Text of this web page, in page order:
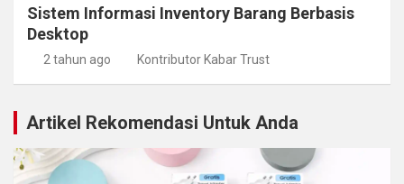
Sistem Informasi Inventory Barang Berbasis
Desktop
2 tahun ago Kontributor Kabar Trust
Artikel Rekomendasi Untuk Anda